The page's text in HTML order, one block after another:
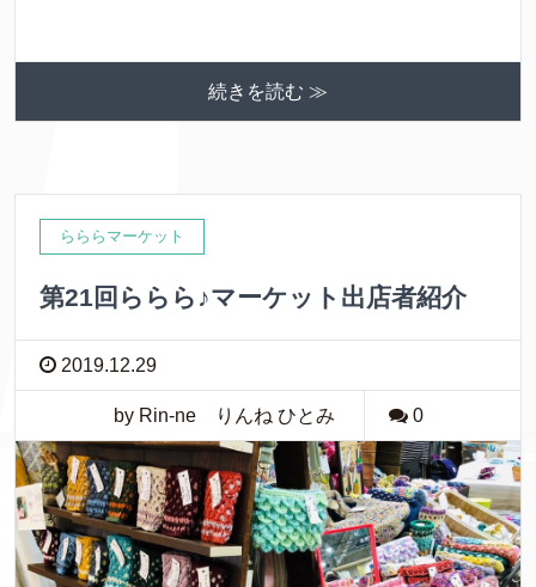
続きを読む ≫
らららマーケット
第21回ららら♪マーケット出店者紹介
2019.12.29
by Rin-ne りんね ひとみ 0